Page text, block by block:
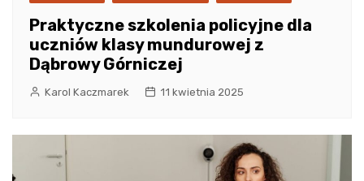
Praktyczne szkolenia policyjne dla
uczniów klasy mundurowej z
Dąbrowy Górniczej
Karol Kaczmarek 11 kwietnia 2025